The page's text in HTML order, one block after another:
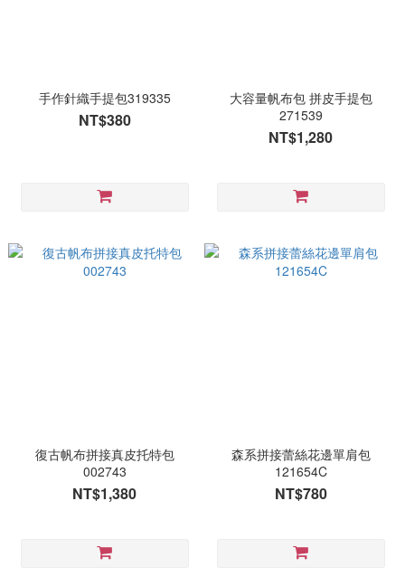
手作針織手提包319335
NT$380
大容量帆布包 拼皮手提包
271539
NT$1,280
復古帆布拼接真皮托特包
002743
NT$1,380
森系拼接蕾絲花邊單肩包
121654C
NT$780